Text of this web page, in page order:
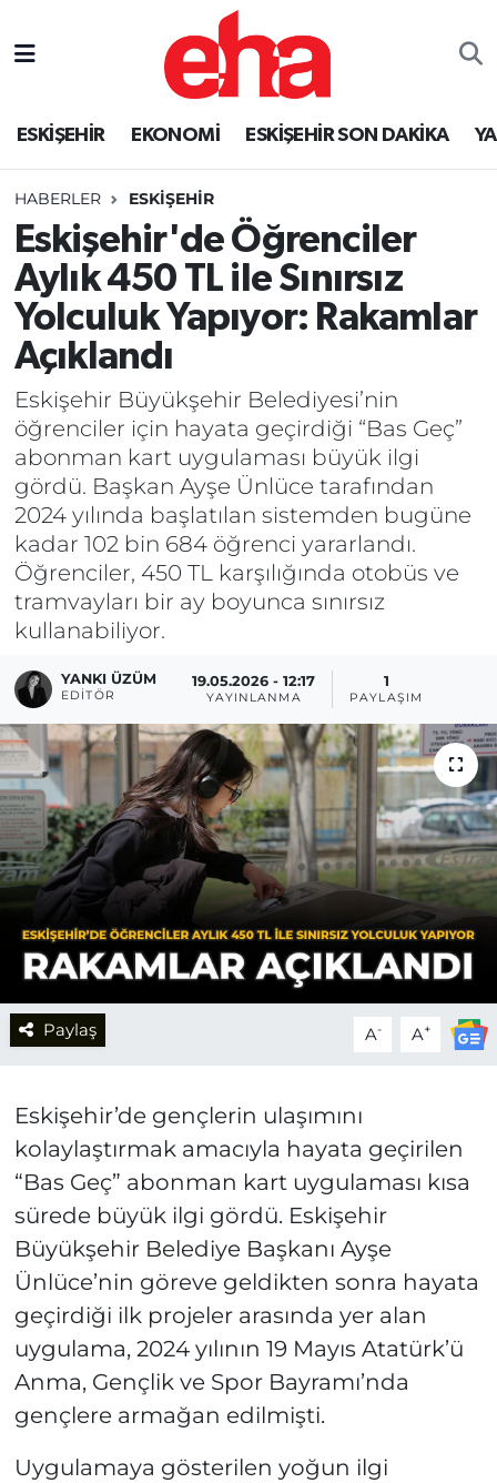
ESKİŞEHİR EKONOMİ ESKİŞEHİR SON DAKİKA
HABERLER ESKİŞEHİR
Eskişehir'de Öğrenciler
Aylık 450 TL ile Sınırsız
Yolculuk Yapıyor: Rakamlar
Açıklandı
Eskişehir Büyükşehir Belediyesi’nin
öğrenciler için hayata geçirdiği “Bas Geç”
abonman kart uygulaması büyük ilgi
gördü. Başkan Ayşe Ünlüce tarafından
2024 yılında başlatılan sistemden bugüne
kadar 102 bin 684 öğrenci yararlandı.
Öğrenciler, 450 TL karşılığında otobüs ve
tramvayları bir ay boyunca sınırsız
kullanabiliyor.
YANKI ÜZÜM
EDITÖR
19.05.2026 - 12:17
YAYINLANMA
1
PAYLAŞIM
Paylaş A- A+
Eskişehir’de gençlerin ulaşımını
kolaylaştırmak amacıyla hayata geçirilen
“Bas Geç” abonman kart uygulaması kısa
sürede büyük ilgi gördü. Eskişehir
Büyükşehir Belediye Başkanı Ayşe
Ünlüce’nin göreve geldikten sonra hayata
geçirdiği ilk projeler arasında yer alan
uygulama, 2024 yılının 19 Mayıs Atatürk’ü
Anma, Gençlik ve Spor Bayramı’nda
gençlere armağan edilmişti.
Uygulamaya gösterilen yoğun ilgi